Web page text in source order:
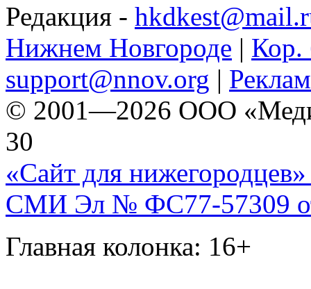
Редакция -
Нижнем Новгороде | Кор.
support@nnov.org |
© 2001—2026 ООО
30
«Сайт для нижегородцев»
СМИ Эл № ФС77-57309
Главная колонка: 16+